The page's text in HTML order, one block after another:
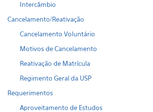
Intercâmbio
Cancelamento/Reativação
Cancelamento Voluntário
Motivos de Cancelamento
Reativação de Matrícula
Regimento Geral da USP
Requerimentos
Aproveitamento de Estudos